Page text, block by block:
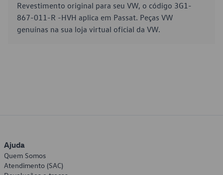
Revestimento original para seu VW, o código 3G1-
867-011-R -HVH aplica em Passat. Peças VW
genuínas na sua loja virtual oficial da VW.
Ajuda
Quem Somos
Atendimento (SAC)